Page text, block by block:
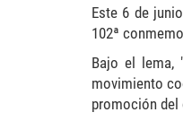
Este 6 de
102ª
Bajo el lema,
movimiento
promoción del